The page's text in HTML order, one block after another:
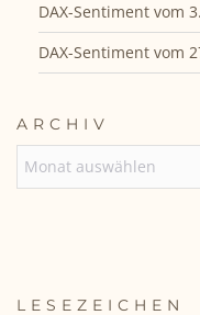
DAX-Sentiment vom
DAX-Sentiment vom
ARCHIV
LESEZEICHEN